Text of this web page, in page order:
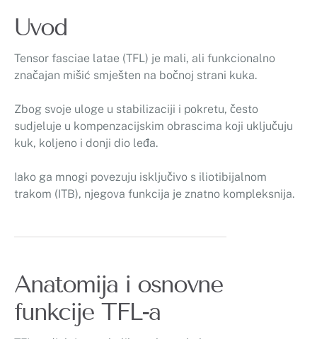
Uvod
Tensor fasciae latae (TFL) je mali, ali funkcionalno
značajan mišić smješten na bočnoj strani kuka.
Zbog svoje uloge u stabilizaciji i pokretu, često
sudjeluje u kompenzacijskim obrascima koji uključuju
kuk, koljeno i donji dio leđa.
Iako ga mnogi povezuju isključivo s iliotibijalnom
trakom (ITB), njegova funkcija je znatno kompleksnija.
Anatomija i osnovne
funkcije TFL-a